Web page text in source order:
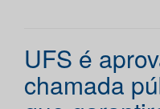
UFS é
chamada